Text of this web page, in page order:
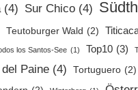
(4) Sur Chico (4)
Teutoburger Wald (2)
los Santos-See (1) Top10 (3)
Paine (4) Tortuguero (2)